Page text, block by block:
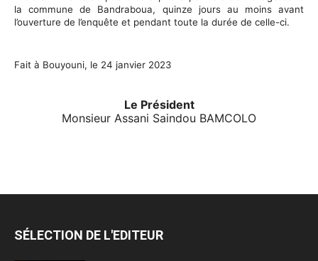
la commune de Bandraboua, quinze jours au moins avant
l’ouverture de l’enquête et pendant toute la durée de celle-ci.
Fait à Bouyouni, le 24 janvier 2023
Le Président
Monsieur Assani Saindou BAMCOLO
SÉLECTION DE L'EDITEUR